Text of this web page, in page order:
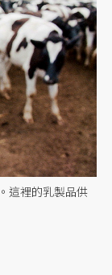
這裡的乳製品供